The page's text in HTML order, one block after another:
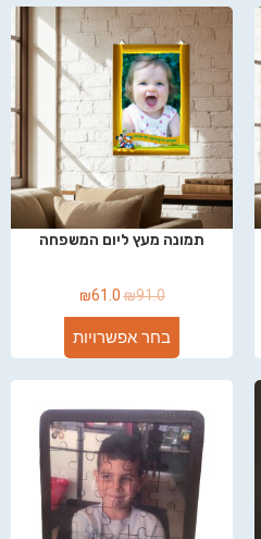
תמונה מעץ ליום המשפחה
₪91.0
₪61.0
בחר אפשרויות